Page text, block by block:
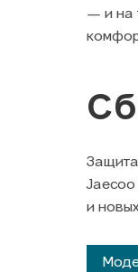
— и на
Jaecoo
и